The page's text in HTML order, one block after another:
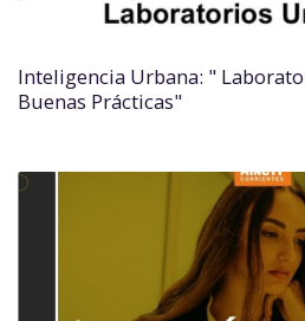
Inteligencia Urbana: "
Buenas Prácticas"